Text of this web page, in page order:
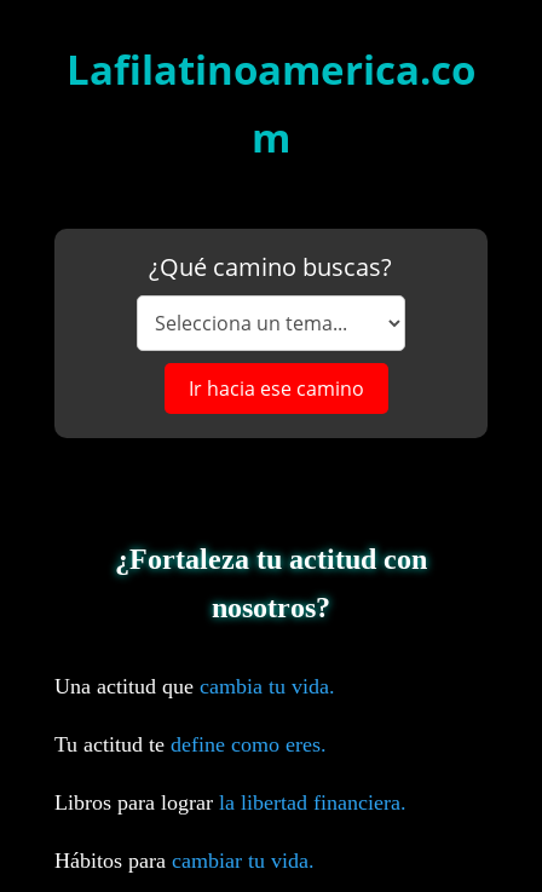
Lafilatinoamerica.co
m
¿Qué camino buscas?
Ir hacia ese camino
¿Fortaleza tu actitud con
nosotros?
Una actitud que cambia tu vida.
Tu actitud te define como eres.
Libros para lograr la libertad financiera.
Hábitos para cambiar tu vida.